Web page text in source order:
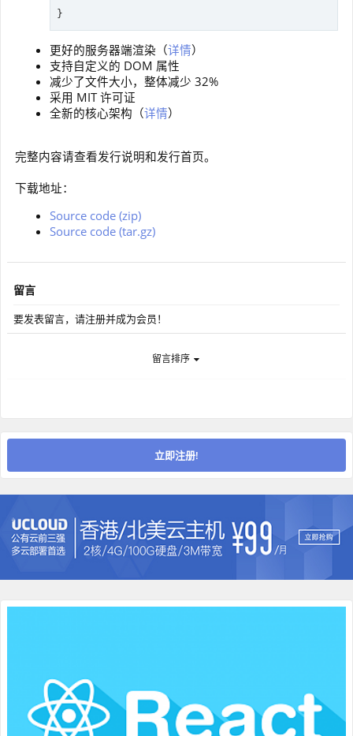
}
更好的服务器端渲染（详情）
支持自定义的 DOM 属性
减少了文件大小，整体减少 32%
采用 MIT 许可证
全新的核心架构（详情）
完整内容请查看发行说明和发行首页。
下载地址：
Source code (zip)
Source code (tar.gz)
留言
要发表留言，请注册并成为会员！
留言排序
立即注册!